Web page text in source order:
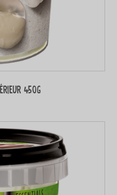
450g